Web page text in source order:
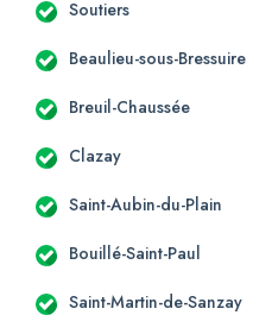
Soutiers
Beaulieu-sous-Bressuire
Breuil-Chaussée
Clazay
Saint-Aubin-du-Plain
Bouillé-Saint-Paul
Saint-Martin-de-Sanzay